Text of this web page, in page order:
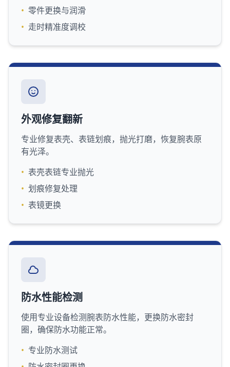
• 零件更换与润滑
• 走时精准度调校
外观修复翻新
专业修复表壳、表链划痕，抛光打磨，恢复腕表原
有光泽。
• 表壳表链专业抛光
• 划痕修复处理
• 表镜更换
防水性能检测
使用专业设备检测腕表防水性能，更换防水密封
圈，确保防水功能正常。
• 专业防水测试